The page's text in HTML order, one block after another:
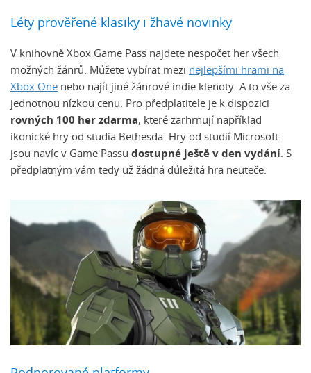
Léty prověřené klasiky i žhavé novinky
V knihovně Xbox Game Pass najdete nespočet her všech
možných žánrů. Můžete vybírat mezi nejlepšími hrami na
Xbox One nebo najít jiné žánrové indie klenoty. A to vše za
jednotnou nízkou cenu. Pro předplatitele je k dispozici
rovných 100 her zdarma, které zarhrnují například
ikonické hry od studia Bethesda. Hry od studií Microsoft
jsou navíc v Game Passu dostupné ještě v den vydání. S
předplatným vám tedy už žádná důležitá hra neuteče.